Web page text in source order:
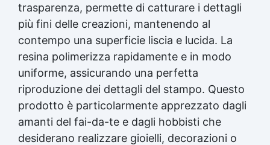
trasparenza, permette di catturare i dettagli
più fini delle creazioni, mantenendo al
contempo una superficie liscia e lucida. La
resina polimerizza rapidamente e in modo
uniforme, assicurando una perfetta
riproduzione dei dettagli del stampo. Questo
prodotto è particolarmente apprezzato dagli
amanti del fai-da-te e dagli hobbisti che
desiderano realizzare gioielli, decorazioni o